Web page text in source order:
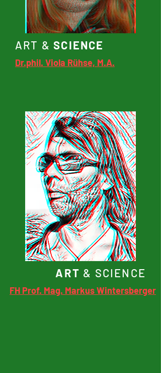
ART &SCIENCE
Dr.phil. Viola Rühse, M.A.
ART & SCIENCE
FH Prof. Mag. Markus Wintersberger